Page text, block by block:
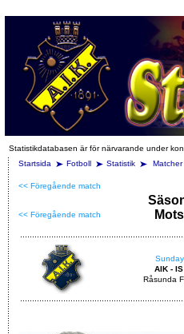
Statistikdatabasen är för närvarande under
Startsida
Fotboll Statistik Matcher
<< Föregående match
<< Föregående match
AIK -
Råsunda